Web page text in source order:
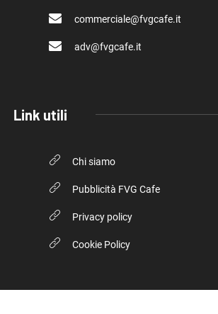
commerciale@fvgcafe.it
adv@fvgcafe.it
Link utili
Chi siamo
Pubblicità FVG Cafe
Privacy policy
Cookie Policy